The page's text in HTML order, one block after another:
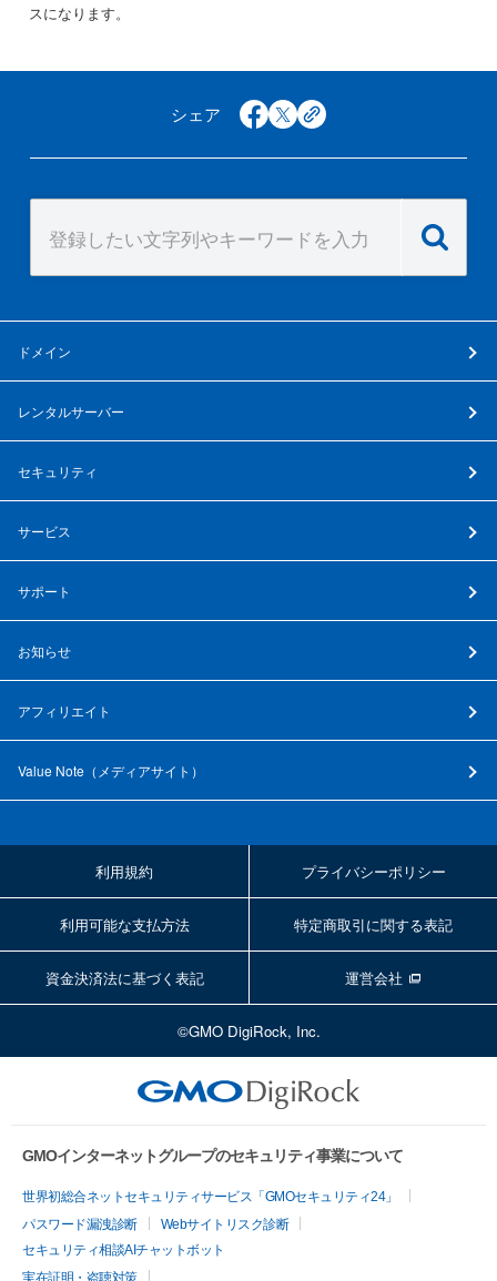
スになります。
シェア facebook
x copy
ドメイン
レンタルサーバー
セキュリティ
サービス
サポート
お知らせ
アフィリエイト
Value Note（ メディアサイト ）
利用規約 プライバシーポリシー
利用可能な支払方法 特定商取引に関する表記
資金決済法に基づく表記 運営会社
©GMO DigiRock, Inc.
GMOインターネットグループのセキュリティ事業について
世界初総合ネットセキュリティサービス「GMOセキュリティ24」
パスワード漏洩診断
Webサイトリスク診断
セキュリティ相談AIチャットボット
実在証明・盗聴対策